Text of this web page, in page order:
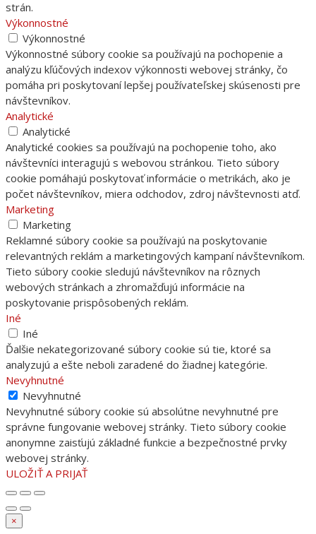
strán.
Výkonnostné
Výkonnostné
Výkonnostné súbory cookie sa používajú na pochopenie a
analýzu kľúčových indexov výkonnosti webovej stránky, čo
pomáha pri poskytovaní lepšej používateľskej skúsenosti pre
návštevníkov.
Analytické
Analytické
Analytické cookies sa používajú na pochopenie toho, ako
návštevníci interagujú s webovou stránkou. Tieto súbory
cookie pomáhajú poskytovať informácie o metrikách, ako je
počet návštevníkov, miera odchodov, zdroj návštevnosti atď.
Marketing
Marketing
Reklamné súbory cookie sa používajú na poskytovanie
relevantných reklám a marketingových kampaní návštevníkom.
Tieto súbory cookie sledujú návštevníkov na rôznych
webových stránkach a zhromažďujú informácie na
poskytovanie prispôsobených reklám.
Iné
Iné
Ďalšie nekategorizované súbory cookie sú tie, ktoré sa
analyzujú a ešte neboli zaradené do žiadnej kategórie.
Nevyhnutné
Nevyhnutné
Nevyhnutné súbory cookie sú absolútne nevyhnutné pre
správne fungovanie webovej stránky. Tieto súbory cookie
anonymne zaisťujú základné funkcie a bezpečnostné prvky
webovej stránky.
ULOŽIŤ A PRIJAŤ
×